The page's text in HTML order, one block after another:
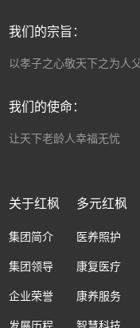
我们的宗旨：
以孝子之心敬天下之为人
我们的使命：
让天下老龄人幸福无忧
关于红枫
集团简介
集团领导
企业荣誉
多元红枫
医养照护
康复医疗
康养服务